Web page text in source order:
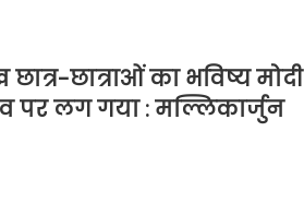
छात्र-छात्राओं का भविष्य मोदी
पर लग गया : मल्लिकार्जुन